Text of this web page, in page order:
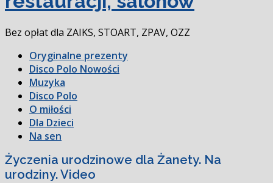
Bez opłat dla ZAIKS, STOART, ZPAV, OZZ
Oryginalne prezenty
Disco Polo Nowości
Muzyka
Disco Polo
O miłości
Dla Dzieci
Na sen
Życzenia urodzinowe dla Żanety. Na
urodziny. Video